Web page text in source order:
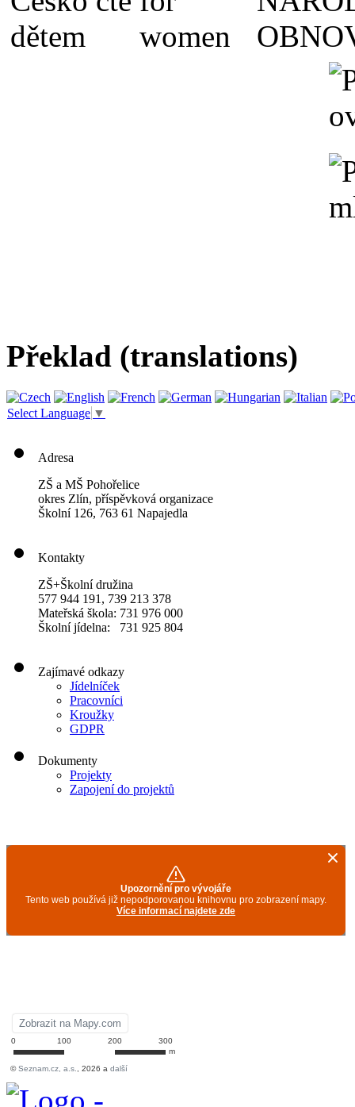
Překlad (translations)
Select Language ▼
Adresa
ZŠ a MŠ Pohořelice
okres Zlín, příspěvková organizace
Školní 126, 763 61 Napajedla
Kontakty
ZŠ+Školní družina
577 944 191, 739 213 378
Mateřská škola: 731 976 000
Školní jídelna: 731 925 804
Zajímavé odkazy
Jídelníček
Pracovníci
Kroužky
GDPR
Dokumenty
Projekty
Zapojení do projektů